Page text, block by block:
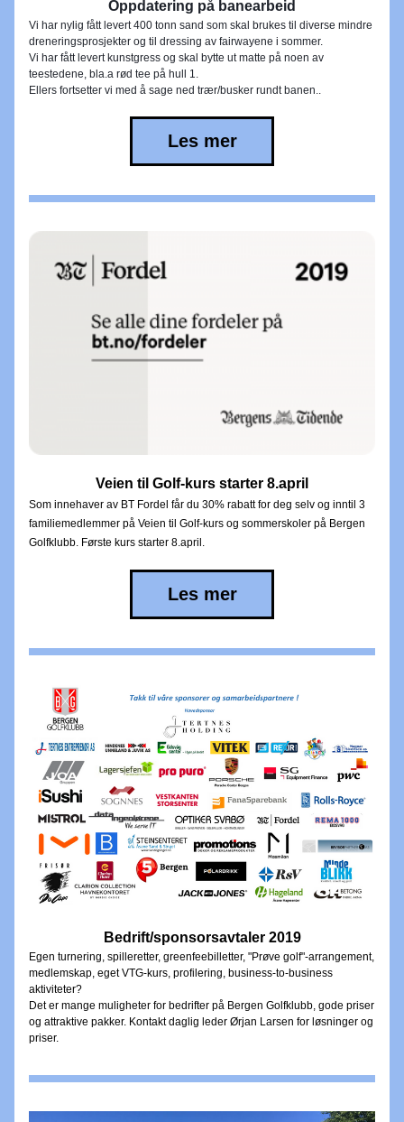
Oppdatering på banearbeid
Vi har nylig fått levert 400 tonn sand som skal brukes til diverse mindre
dreneringsprosjekter og til dressing av fairwayene i sommer.
Vi har fått levert kunstgress og skal bytte ut matte på noen av
teestedene, bla.a rød tee på hull 1.
Ellers fortsetter vi med å sage ned trær/busker rundt banen..
Les mer
Veien til Golf-kurs starter 8.april
Som innehaver av BT Fordel får du 30% rabatt for deg selv og inntil 3
familiemedlemmer på Veien til Golf-kurs og sommerskoler på Bergen
Golfklubb. Første kurs starter 8.april.
Les mer
Bedrift/sponsorsavtaler 2019
Egen turnering, spilleretter, greenfeebilletter, "Prøve golf"-arrangement,
medlemskap, eget VTG-kurs, profilering, business-to-business
aktiviteter?
Det er mange muligheter for bedrifter på Bergen Golfklubb, gode priser
og attraktive pakker. Kontakt daglig leder Ørjan Larsen for løsninger og
priser.